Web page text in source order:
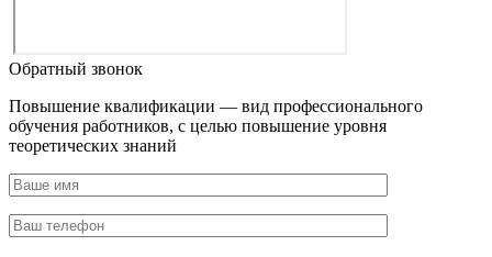
Обратный звонок
Повышение квалификации — вид профессионального
обучения работников, с целью повышение уровня
теоретических знаний